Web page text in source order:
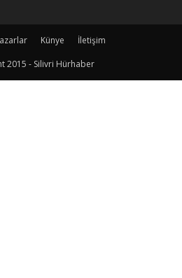
Künye
İletişim
2015 - Silivri Hürhaber